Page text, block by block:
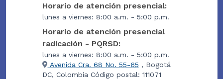
Horario de atención presencial:
lunes a viernes: 8:00 a.m. - 5:00 p.m.
Horario de atención presencial
radicación - PQRSD:
lunes a viernes: 8:00 a.m. - 5:00 p.m.
Avenida Cra. 68 No. 55-65 , Bogotá
DC, Colombia Código postal: 111071